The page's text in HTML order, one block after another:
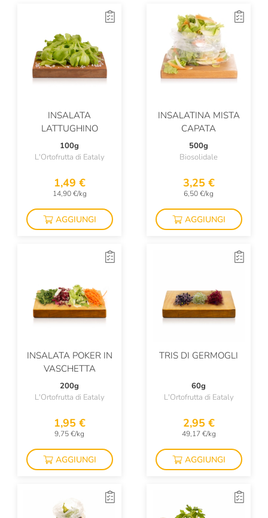
INSALATA
LATTUGHINO
100g
L'Ortofrutta di Eataly
1,49 €
14,90 €/kg
AGGIUNGI
INSALATINA MISTA
CAPATA
500g
Biosolidale
3,25 €
6,50 €/kg
AGGIUNGI
INSALATA POKER IN
VASCHETTA
200g
L'Ortofrutta di Eataly
1,95 €
9,75 €/kg
AGGIUNGI
TRIS DI GERMOGLI
60g
L'Ortofrutta di Eataly
2,95 €
49,17 €/kg
AGGIUNGI